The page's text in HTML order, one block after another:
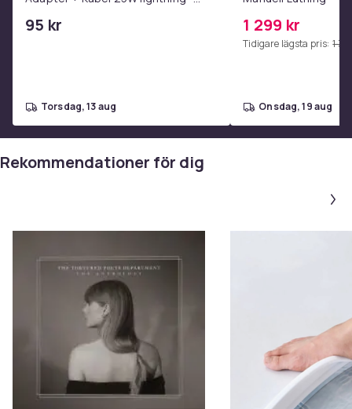
95 kr
torsdag, 13 aug
1 299 kr
Tidigare lägsta pris: 1
onsdag, 19 aug
Rekommendationer för dig